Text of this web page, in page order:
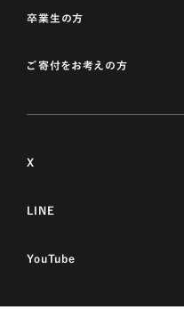
卒業生の方
ご寄付をお考えの方
X
LINE
YouTube